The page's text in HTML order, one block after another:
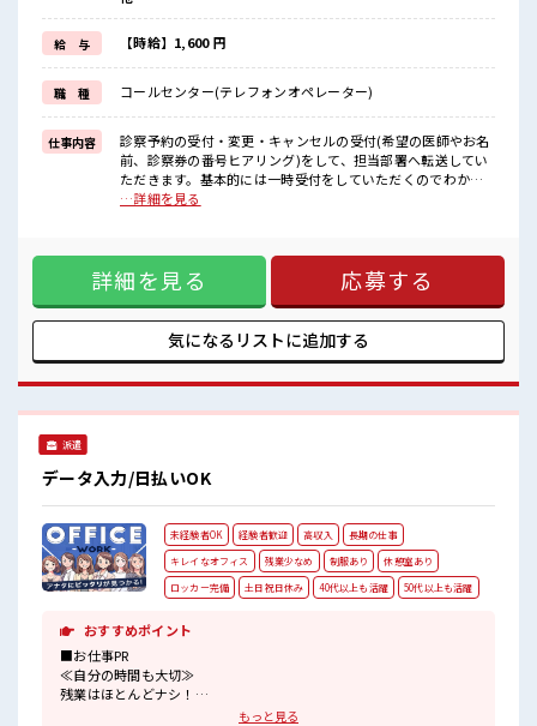
週末は家族や友人と一緒にプライベート満喫！
≪自分に向いている仕事が探せる≫
困った事などがあれば、
担当がしっかりサポートします！
■職場の雰囲気
活気あふれる20代活躍中の職場です☆
休憩室で自分タイム！
のんびりスマホチェック♪
持ち物が多いあなたにもぴったり☆
給 与 【時給】1,600 円
職 種 コールセンター(テレフォンオペレーター)
仕事内容
診察予約の受付・変更・キャンセルの受付(希望の医師やお名
前、診察券の番号ヒアリング)をして、担当部署へ転送してい
ただきます。基本的には一時受付をしていただくのでわから
ないことは転送対応もしくはSVに聞ける環境もあります。 ■
う方もOK！ ≪自分の時間も大切≫ 残業はほとんどナシ！ 場
合によってはお願いすることもあります♪ ≪完全週休二日制
≫ 週末は家族や友人と一緒にプライベート満喫！ ≪自分に向
いている仕事が探せる≫ 困った事などがあれば、 担当がしっ
かりサポートします！ ■職場の雰囲気 活気あふれる20代活躍
中の職場です☆ 休憩室で自分タイム！ のんびりスマホチェッ
高収入もバッチリ目指せますよ！
…詳細を見る
詳細を見る 応募する
気になるリストに追加する
派遣
データ入力/日払いOK
未経験者OK 経験者歓迎 高収入
長期の仕事
キレイなオフィス
残業少なめ 制服あり
休憩室あり
ロッカー完備
土日祝日休み 40代以上も活躍 50代以上も活躍
おすすめポイント
■お仕事PR
≪自分の時間も大切≫
残業はほとんどナシ！
場合によってはお願いすることもあります♪
もっと見る